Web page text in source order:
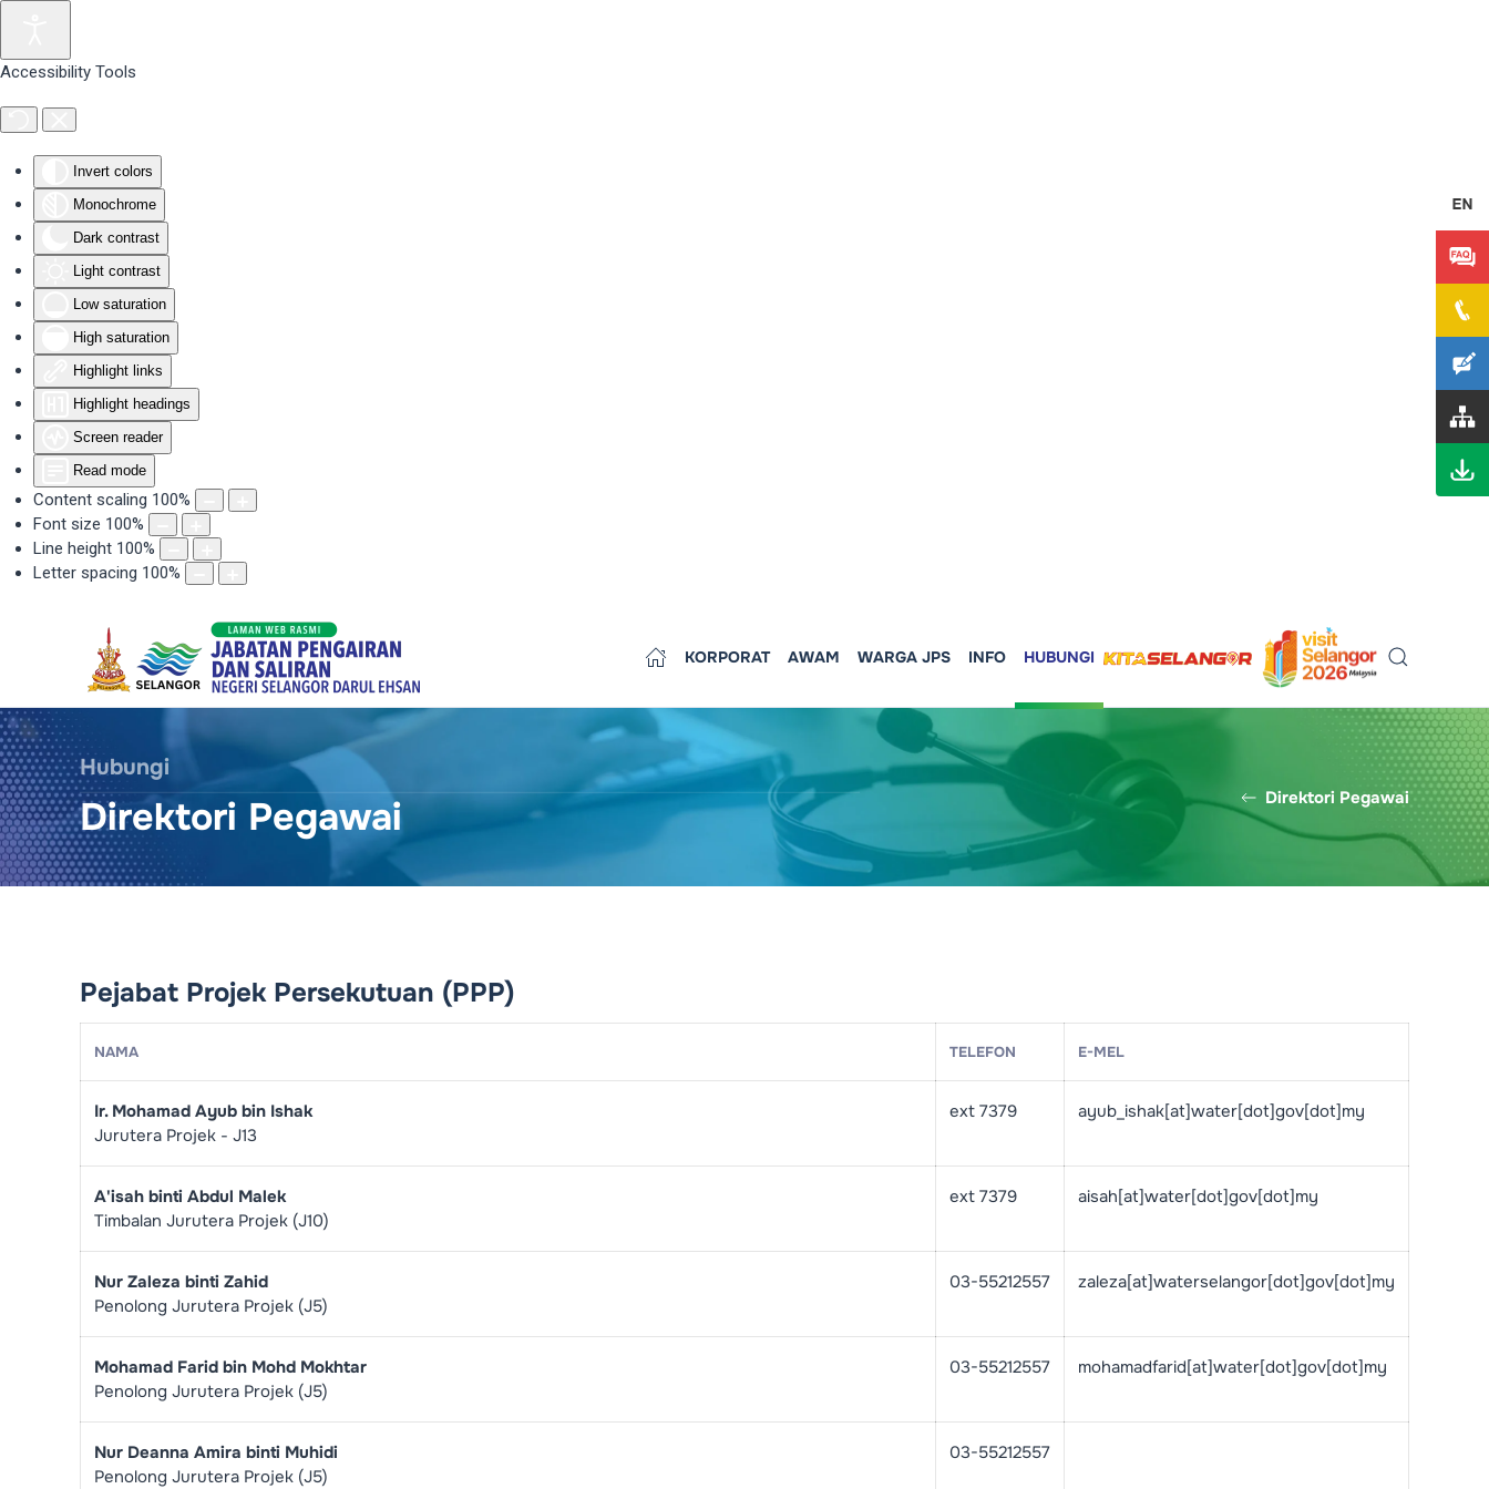
Accessibility Tools
Invert colors
Monochrome
Dark contrast
Light contrast
Low saturation
High saturation
Highlight links
Highlight headings
Screen reader
Read mode
Content scaling 100%
Font size 100%
Line height 100%
Letter spacing 100%
Skip to main content
KORPORAT AWAM WARGA JPS INFO HUBUNGI
Hubungi
Direktori Pegawai Direktori Pegawai
Pejabat Projek Persekutuan (PPP)
NAMA TELEFON E-MEL
Ir. Mohamad Ayub bin Ishak
Jurutera Projek - J13
ext 7379 ayub_ishak[at]water[dot]gov[dot]my
A'isah binti Abdul Malek
Timbalan Jurutera Projek (J10)
ext 7379 aisah[at]water[dot]gov[dot]my
Nur Zaleza binti Zahid
Penolong Jurutera Projek (J5)
03-55212557 zaleza[at]waterselangor[dot]gov[dot]my
Mohamad Farid bin Mohd Mokhtar
Penolong Jurutera Projek (J5)
03-55212557 mohamadfarid[at]water[dot]gov[dot]my
Nur Deanna Amira binti Muhidi
Penolong Jurutera Projek (J5)
03-55212557